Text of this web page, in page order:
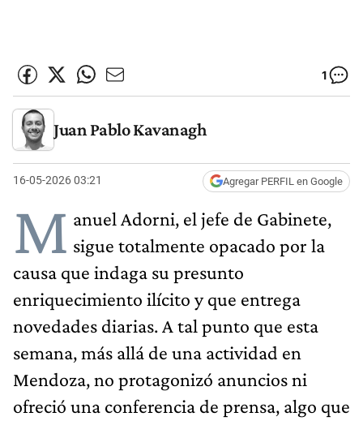
1
Juan Pablo Kavanagh
16-05-2026 03:21 Agregar PERFIL en Google
M anuel Adorni, el jefe de Gabinete,
sigue totalmente opacado por la
causa que indaga su presunto
enriquecimiento ilícito y que entrega
novedades diarias. A tal punto que esta
semana, más allá de una actividad en
Mendoza, no protagonizó anuncios ni
ofreció una conferencia de prensa, algo que